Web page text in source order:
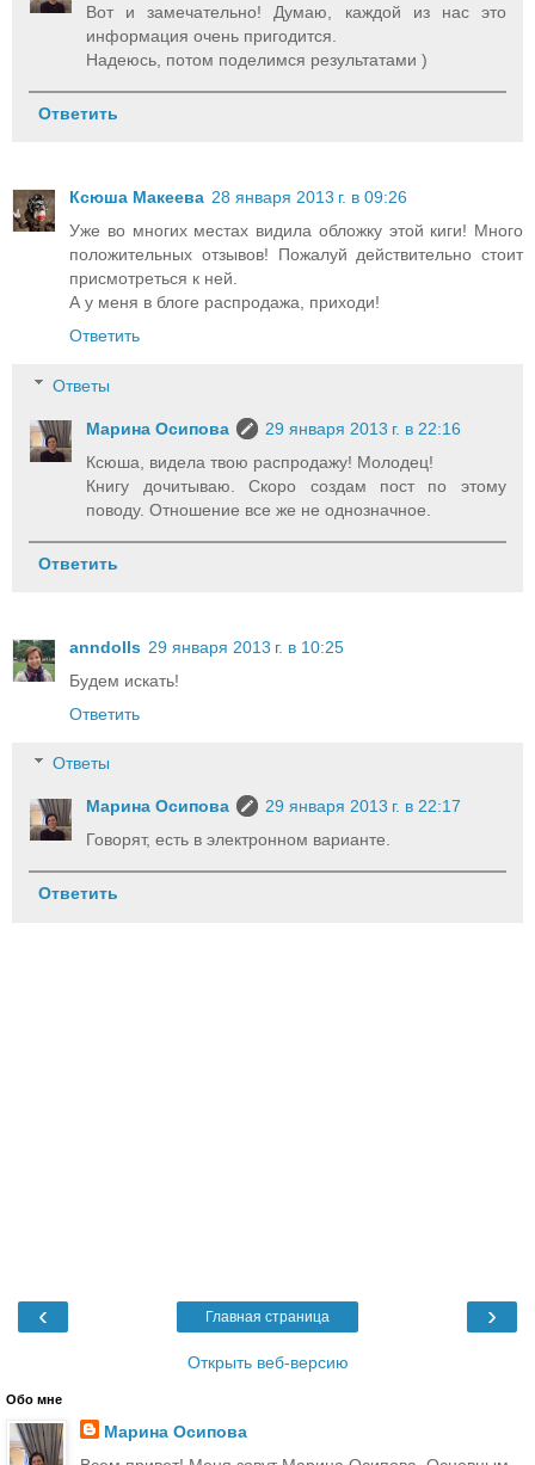
Вот и замечательно! Думаю, каждой из нас это
информация очень пригодится.
Надеюсь, потом поделимся результатами )
Ответить
Ксюша Макеева 28 января 2013 г. в 09:26
Уже во многих местах видила обложку этой киги! Много
положительных отзывов! Пожалуй действительно стоит
присмотреться к ней.
А у меня в блоге распродажа, приходи!
Ответить
Ответы
Марина Осипова
29 января 2013 г. в 22:16
Ксюша, видела твою распродажу! Молодец!
Книгу дочитываю. Скоро создам пост по этому
поводу. Отношение все же не однозначное.
Ответить
anndolls 29 января 2013 г. в 10:25
Будем искать!
Ответить
Ответы
Марина Осипова
29 января 2013 г. в 22:17
Говорят, есть в электронном варианте.
Ответить
‹ ›
Главная страница
Открыть веб-версию
Обо мне
Марина Осипова